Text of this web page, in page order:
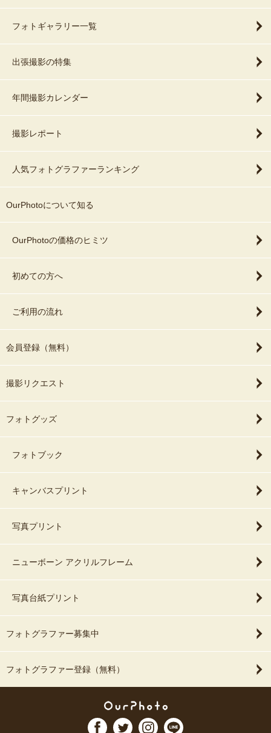
フォトギャラリー一覧
出張撮影の特集
年間撮影カレンダー
撮影レポート
人気フォトグラファーランキング
OurPhotoについて知る
OurPhotoの価格のヒミツ
初めての方へ
ご利用の流れ
会員登録（無料）
撮影リクエスト
フォトグッズ
フォトブック
キャンバスプリント
写真プリント
ニューボーン アクリルフレーム
写真台紙プリント
フォトグラファー募集中
フォトグラファー登録（無料）